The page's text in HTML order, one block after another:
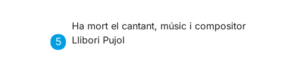
Ha mort el cantant, músic i compositor
Llibori Pujol